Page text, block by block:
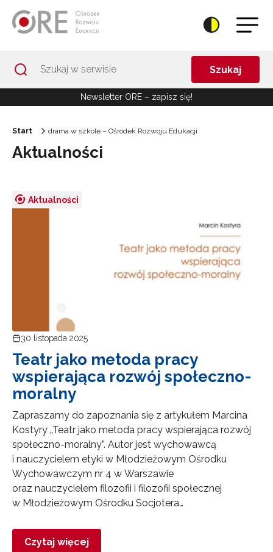
Szukaj
Newsletter ORE – zapisz się!
Start drama w szkole – Ośrodek Rozwoju Edukacji
Aktualności
Aktualności
30 listopada 2025
Teatr jako metoda pracy
wspierająca rozwój społeczno-
moralny
Zapraszamy do zapoznania się z artykułem Marcina
Kostyry „Teatr jako metoda pracy wspierająca rozwój
społeczno-moralny”. Autor jest wychowawcą
i nauczycielem etyki w Młodzieżowym Ośrodku
Wychowawczym nr 4 w Warszawie
oraz nauczycielem filozofii i filozofii społecznej
w Młodzieżowym Ośrodku Socjotera…
Czytaj więcej